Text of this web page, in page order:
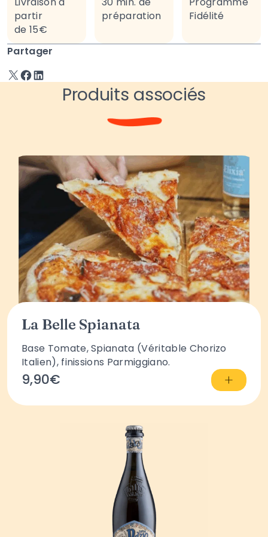
partir
de 15€
préparation
Fidélité
Partager
Produits associés
La Belle Spianata
Base Tomate, Spianata (Véritable Chorizo
Italien), finissions Parmiggiano.
9,90€ +